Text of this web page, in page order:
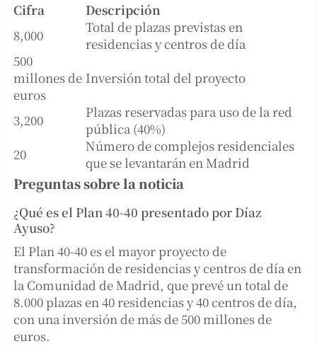
Cifra
Descripción
8,000
Total de plazas previstas en
residencias y centros de día
500
millones de
euros
Inversión total del proyecto
3,200
Plazas reservadas para uso de la red
pública (40%)
20
Número de complejos residenciales
que se levantarán en Madrid
Preguntas sobre la noticia
¿Qué es el Plan 40-40 presentado por Díaz
Ayuso?
El Plan 40-40 es el mayor proyecto de
transformación de residencias y centros de día en
la Comunidad de Madrid, que prevé un total de
8.000 plazas en 40 residencias y 40 centros de día,
con una inversión de más de 500 millones de
euros.